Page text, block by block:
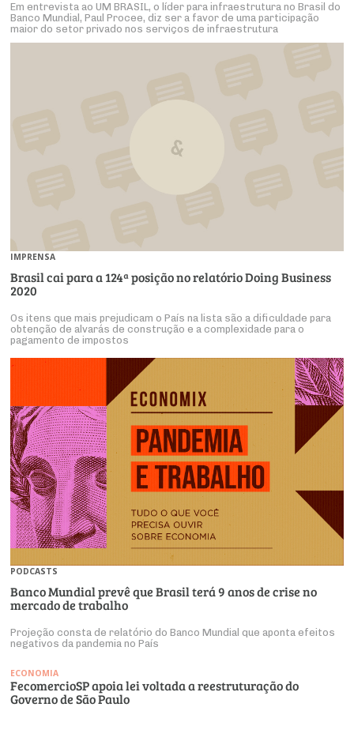
Em entrevista ao UM BRASIL, o líder para infraestrutura no Brasil do
Banco Mundial, Paul Procee, diz ser a favor de uma participação
maior do setor privado nos serviços de infraestrutura
IMPRENSA
Brasil cai para a 124ª posição no relatório Doing Business
2020
Os itens que mais prejudicam o País na lista são a dificuldade para
obtenção de alvarás de construção e a complexidade para o
pagamento de impostos
PODCASTS
Banco Mundial prevê que Brasil terá 9 anos de crise no
mercado de trabalho
Projeção consta de relatório do Banco Mundial que aponta efeitos
negativos da pandemia no País
ECONOMIA
FecomercioSP apoia lei voltada a reestruturação do
Governo de São Paulo